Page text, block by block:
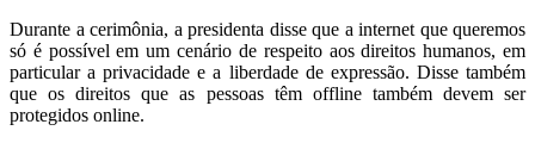
Durante a cerimônia, a presidenta disse que a internet que queremos
só é possível em um cenário de respeito aos direitos humanos, em
particular a privacidade e a liberdade de expressão. Disse também
que os direitos que as pessoas têm offline também devem ser
protegidos online.